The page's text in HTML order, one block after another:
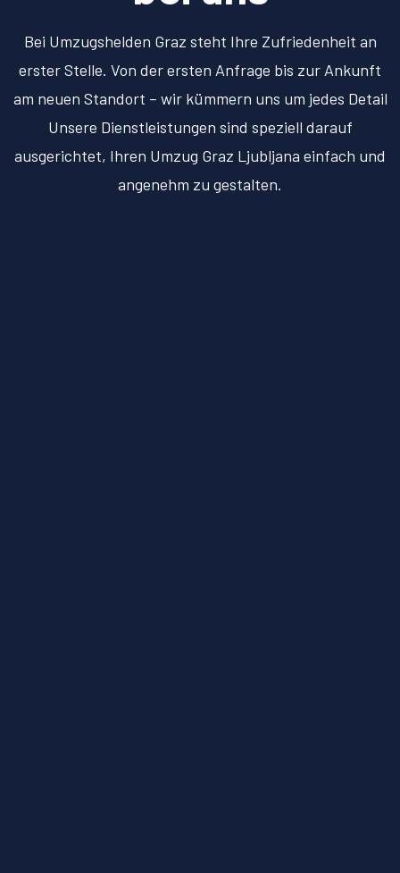
Bei Umzugshelden Graz steht Ihre Zufriedenheit an
erster Stelle. Von der ersten Anfrage bis zur Ankunft
am neuen Standort – wir kümmern uns um jedes Detail
Unsere Dienstleistungen sind speziell darauf
ausgerichtet, Ihren Umzug Graz Ljubljana einfach und
angenehm zu gestalten.